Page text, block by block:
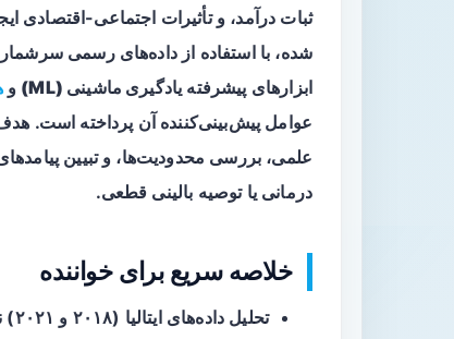
ثبات درآمد، و تأثیرات اجتماعی-اقتصادی
ابزارهای پیشرفته یادگیری ماشینی (ML) و
عوامل پیش‌بینی‌کننده آن پرداخته است.
علمی، بررسی محدودیت‌ها، و تبیین
درمانی یا توصیه بالینی قطعی.
خلاصه سریع برای خواننده
تحلیل داده‌های ایتالیا (۲۰۱۸ و ۲۰۲۱) نشان می‌دهد کار پلتفرمی پدیده‌ای